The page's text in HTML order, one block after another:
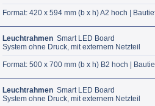
Format: 420 x 594 mm (b x h) A2 hoch |
Leuchtrahmen Smart LED Board
System ohne Druck, mit externem Netzteil
Format: 500 x 700 mm (b x h) B2 hoch |
Leuchtrahmen Smart LED Board
System ohne Druck, mit externem Netzteil